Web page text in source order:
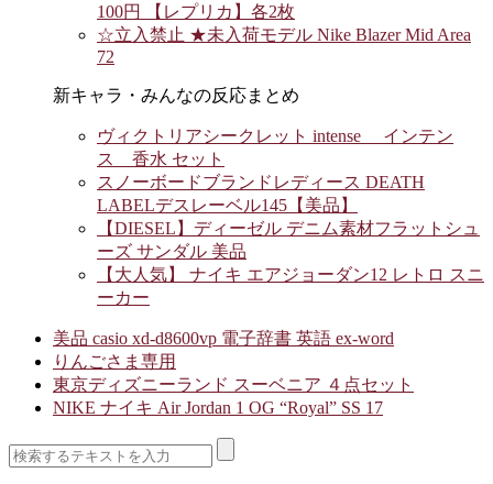
100円 【レプリカ】各2枚
☆立入禁止 ★未入荷モデル Nike Blazer Mid Area
72
新キャラ・みんなの反応まとめ
ヴィクトリアシークレット intense インテン
ス 香水 セット
スノーボードブランドレディース DEATH
LABELデスレーベル145【美品】
【DIESEL】ディーゼル デニム素材フラットシュ
ーズ サンダル 美品
【大人気】 ナイキ エアジョーダン12 レトロ スニ
ーカー
美品 casio xd-d8600vp 電子辞書 英語 ex-word
りんごさま専用
東京ディズニーランド スーベニア ４点セット
NIKE ナイキ Air Jordan 1 OG “Royal” SS 17